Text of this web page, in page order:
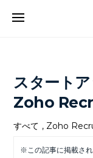
スタート
Zoho
すべて , Zoho
※この記事に掲載さ